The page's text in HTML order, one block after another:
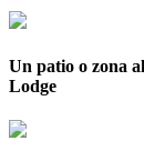
Un patio o zona
Lodge